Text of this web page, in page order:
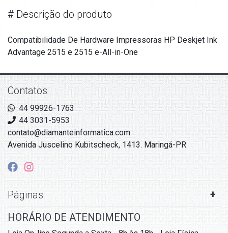
# Descrição do produto
Compatibilidade De Hardware Impressoras HP Deskjet Ink
Advantage 2515 e 2515 e-All-in-One
Contatos
44 99926-1763
44 3031-5953
contato@diamanteinformatica.com
Avenida Juscelino Kubitscheck, 1413. Maringá-PR
Páginas
HORÁRIO DE ATENDIMENTO